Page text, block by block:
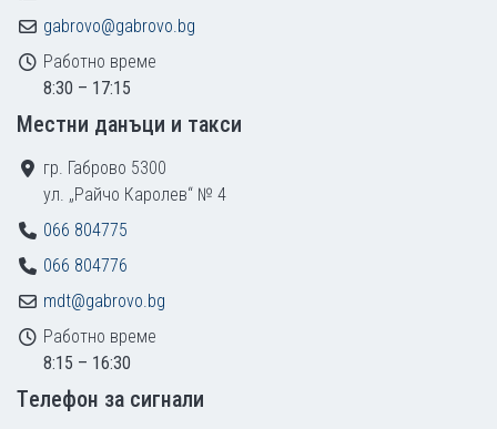
gabrovo@gabrovo.bg
Работно време
8:30 – 17:15
Местни данъци и такси
гр. Габрово 5300
ул. „Райчо Каролев“ № 4
066 804775
066 804776
mdt@gabrovo.bg
Работно време
8:15 – 16:30
Tелефон за сигнали